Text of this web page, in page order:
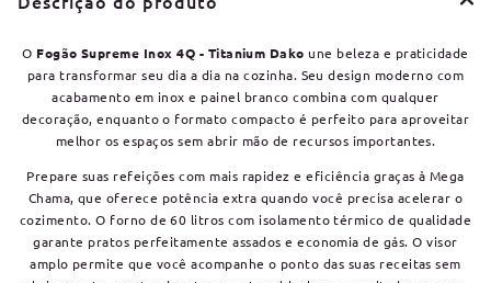
O Fogão Supreme Inox 4Q - Titanium Dako une beleza e praticidade
para transformar seu dia a dia na cozinha. Seu design moderno com
acabamento em inox e painel branco combina com qualquer
decoração, enquanto o formato compacto é perfeito para aproveitar
melhor os espaços sem abrir mão de recursos importantes.
Prepare suas refeições com mais rapidez e eficiência graças à Mega
Chama, que oferece potência extra quando você precisa acelerar o
cozimento. O forno de 60 litros com isolamento térmico de qualidade
garante pratos perfeitamente assados e economia de gás. O visor
amplo permite que você acompanhe o ponto das suas receitas sem